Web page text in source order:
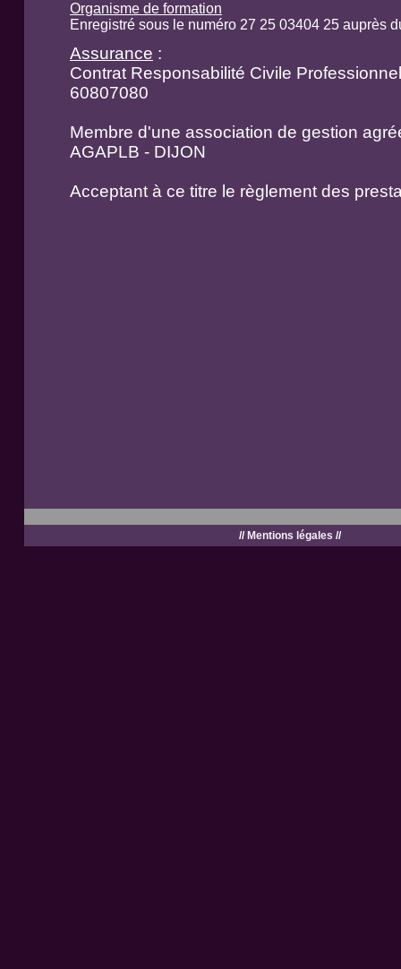
Organisme de formation
Enregistré sous le numéro 27 25 03404 25 auprès
Assurance :
Contrat Responsabilité Civile
60807080
Membre d'une association de gestion
AGAPLB - DIJON
Acceptant à ce titre le règlement des
//Mentions légales //